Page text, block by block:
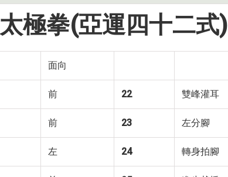
太極拳(亞運四十二式)
面向
前 22 雙峰灌耳
前 23 左分腳
左 24 轉身拍腳